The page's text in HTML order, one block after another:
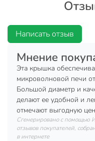
продуктов и блюд,
воздействиям и
Появившиеся
воспользовавшись
Удобству
ручки эргономичной
Техническая
Бренд
Страна производства
Написать отзыв
Мнение
Эта крышка
микроволновой печи
Большой диаметр и
делают ее удобной и
отмечают выгодную
Сгенерировано с помощью
отзывов покупателей,
в интернете